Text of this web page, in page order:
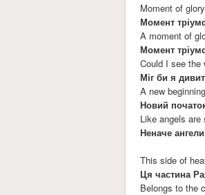
Moment of glory
Момент
A moment of
Момент
Could I see the
Міг би я
A new
Новий
Like angels
Неначе
This side of
Ця частина
Belongs to the